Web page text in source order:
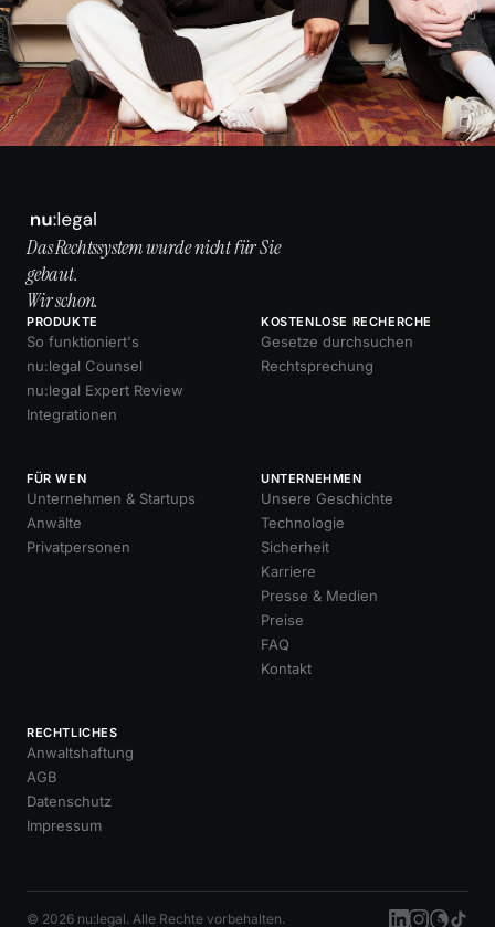
Das Rechtssystem wurde nicht für Sie
gebaut.
Wir schon.
PRODUKTE
So funktioniert's
nu:legal Counsel
nu:legal Expert Review
Integrationen
KOSTENLOSE RECHERCHE
Gesetze durchsuchen
Rechtsprechung
FÜR WEN
Unternehmen & Startups
Anwälte
Privatpersonen
UNTERNEHMEN
Unsere Geschichte
Technologie
Sicherheit
Karriere
Presse & Medien
Preise
FAQ
Kontakt
RECHTLICHES
Anwaltshaftung
AGB
Datenschutz
Impressum
© 2026 nu:legal. Alle Rechte vorbehalten.